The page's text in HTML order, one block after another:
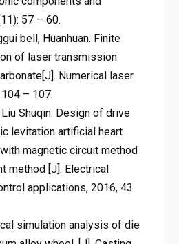
57 – 60.
bell, Huanhuan. Finite
of laser transmission
Numerical laser
– 107.
Shuqin. Design of drive
levitation artificial heart
magnetic circuit method
method [J]. Electrical
applications, 2016, 43
simulation analysis of die